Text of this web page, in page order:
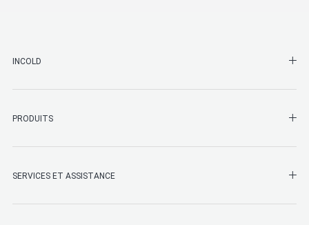
INCOLD
PRODUITS
SERVICES ET ASSISTANCE